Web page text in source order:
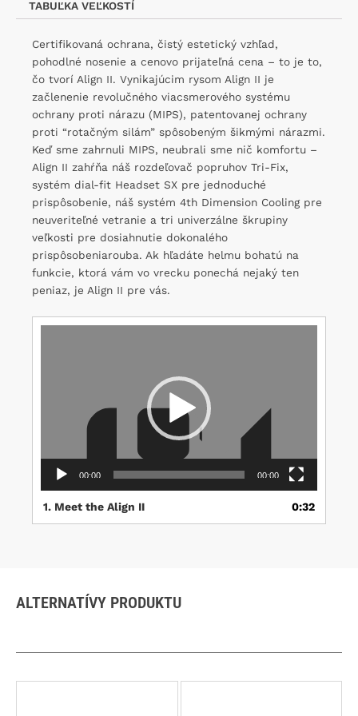
TABUĽKA VEĽKOSTÍ
Certifikovaná ochrana, čistý estetický vzhľad,
pohodlné nosenie a cenovo prijateľná cena – to je to,
čo tvorí Align II. Vynikajúcim rysom Align II je
začlenenie revolučného viacsmerového systému
ochrany proti nárazu (MIPS), patentovanej ochrany
proti “rotačným silám” spôsobeným šikmými nárazmi.
Keď sme zahrnuli MIPS, neubrali sme nič komfortu –
Align II zahŕňa náš rozdeľovač popruhov Tri-Fix,
systém dial-fit Headset SX pre jednoduché
prispôsobenie, náš systém 4th Dimension Cooling pre
neuveriteľné vetranie a tri univerzálne škrupiny
veľkosti pre dosiahnutie dokonalého
prispôsobeniarouba. Ak hľadáte helmu bohatú na
funkcie, ktorá vám vo vrecku ponechá nejaký ten
peniaz, je Align II pre vás.
00:00 00:00
1. Meet the Align II 0:32
ALTERNATÍVY PRODUKTU